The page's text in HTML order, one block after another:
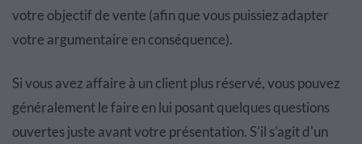
votre objectif de vente (afin que vous puissiez adapter
votre argumentaire en conséquence).
Si vous avez affaire à un client plus réservé, vous pouvez
généralement le faire en lui posant quelques questions
ouvertes juste avant votre présentation. S'il s'agit d'un